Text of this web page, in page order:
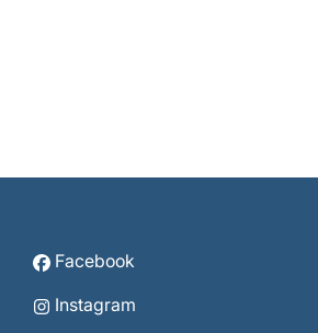
Facebook
Instagram